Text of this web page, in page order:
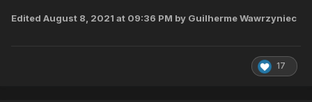
Edited August 8, 2021 at 09:36 PM by Guilherme Wawrzyniec
17